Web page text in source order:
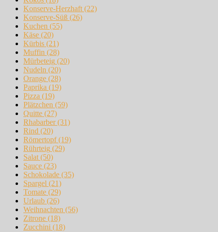
Konserve-Herzhaft (22)
Konserve-Süß (26)
Kuchen (55)
Käse (20)
Kürbis (21)
Muffin (28)
Mürbeteig (20)
Nudeln (20)
Orange (28)
Paprika (19)
Pizza (19)
Plätzchen (59)
Quitte (27)
Rhabarber(31)
Rind (20)
Römertopf(19)
Rührteig (29)
Salat (50)
Sauce (23)
Schokolade (35)
Spargel (21)
Tomate (29)
Urlaub (26)
Weihnachten (56)
Zitrone (18)
Zucchini (18)